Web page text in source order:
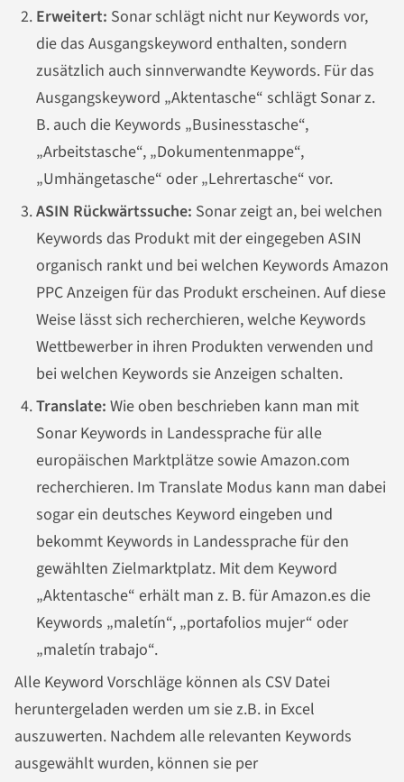
Erweitert: Sonar schlägt nicht nur Keywords vor,
die das Ausgangskeyword enthalten, sondern
zusätzlich auch sinnverwandte Keywords. Für das
Ausgangskeyword „Aktentasche“ schlägt Sonar z.
B. auch die Keywords „Businesstasche“,
„Arbeitstasche“, „Dokumentenmappe“,
„Umhängetasche“ oder „Lehrertasche“ vor.
ASIN Rückwärtssuche: Sonar zeigt an, bei welchen
Keywords das Produkt mit der eingegeben ASIN
organisch rankt und bei welchen Keywords Amazon
PPC Anzeigen für das Produkt erscheinen. Auf diese
Weise lässt sich recherchieren, welche Keywords
Wettbewerber in ihren Produkten verwenden und
bei welchen Keywords sie Anzeigen schalten.
Translate: Wie oben beschrieben kann man mit
Sonar Keywords in Landessprache für alle
europäischen Marktplätze sowie Amazon.com
recherchieren. Im Translate Modus kann man dabei
sogar ein deutsches Keyword eingeben und
bekommt Keywords in Landessprache für den
gewählten Zielmarktplatz. Mit dem Keyword
„Aktentasche“ erhält man z. B. für Amazon.es die
Keywords „maletín“, „portafolios mujer“ oder
„maletín trabajo“.
Alle Keyword Vorschläge können als CSV Datei
heruntergeladen werden um sie z.B. in Excel
auszuwerten. Nachdem alle relevanten Keywords
ausgewählt wurden, können sie per